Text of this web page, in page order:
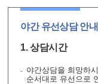
야간 유선상담 안내
1. 상담시간
야간상담을 희망하
순서대로 유선으로